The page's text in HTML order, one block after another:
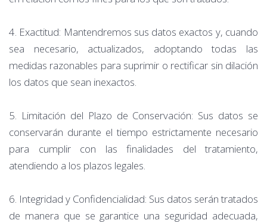
4. Exactitud: Mantendremos sus datos exactos y, cuando
sea necesario, actualizados, adoptando todas las
medidas razonables para suprimir o rectificar sin dilación
los datos que sean inexactos.
5. Limitación del Plazo de Conservación: Sus datos se
conservarán durante el tiempo estrictamente necesario
para cumplir con las finalidades del tratamiento,
atendiendo a los plazos legales.
6. Integridad y Confidencialidad: Sus datos serán tratados
de manera que se garantice una seguridad adecuada,